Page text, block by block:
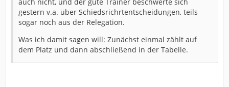
gestern v.a. über Schiedsrichrtentscheidungen, teils
sogar noch aus der Relegation.
Was ich damit sagen will: Zunächst einmal zählt auf
dem Platz und dann abschließend in der Tabelle.